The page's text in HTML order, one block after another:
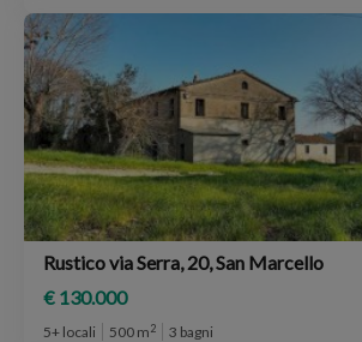
Rustico via Serra, 20, San Marcello
€ 130.000
5+ locali 500 m2 3 bagni